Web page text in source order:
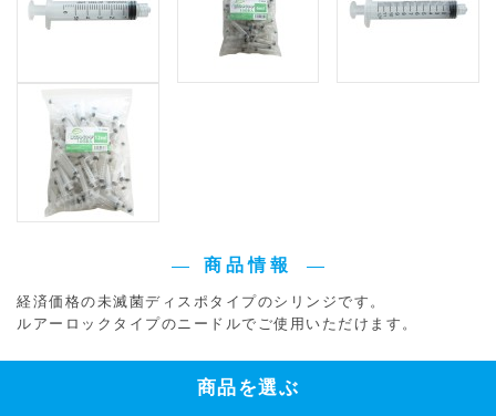
商品情報
経済価格の未滅菌ディスポタイプのシリンジです。
ルアーロックタイプのニードルでご使用いただけます。
商品を選ぶ